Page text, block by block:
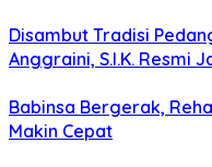
Disambut Tradisi
Anggraini, S.I.K. Resmi
Babinsa Bergerak,
Makin Cepat